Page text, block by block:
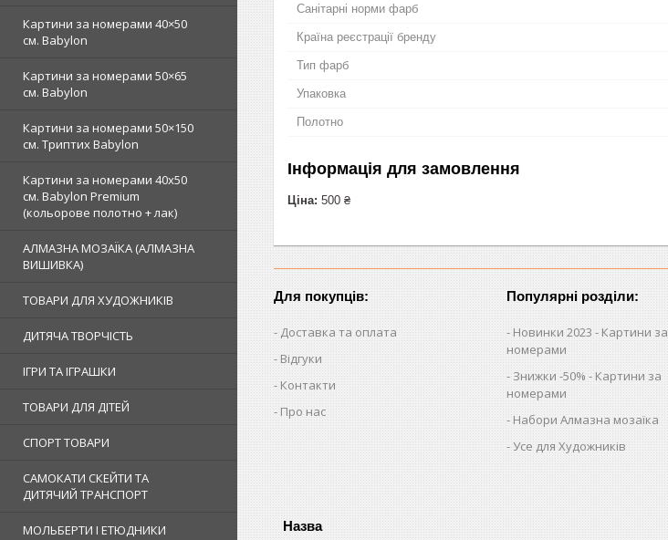
Картини за номерами 40×50
см. Babylon
Картини за номерами 50×65
см. Babylon
Картини за номерами 50×150
см. Триптих Babylon
Картини за номерами 40х50
см. Babylon Premium
(кольорове полотно + лак)
АЛМАЗНА МОЗАЇКА (АЛМАЗНА
ВИШИВКА)
ТОВАРИ ДЛЯ ХУДОЖНИКІВ
ДИТЯЧА ТВОРЧІСТЬ
ІГРИ ТА ІГРАШКИ
ТОВАРИ ДЛЯ ДІТЕЙ
СПОРТ ТОВАРИ
САМОКАТИ СКЕЙТИ ТА
ДИТЯЧИЙ ТРАНСПОРТ
МОЛЬБЕРТИ І ЕТЮДНИКИ
Санітарні норми фарб
Країна реєстрації бренду
Тип фарб
Упаковка
Полотно
Інформація для замовлення
Ціна: 500 ₴
Для покупців:
Доставка та оплата
Відгуки
Контакти
Про нас
Популярні розділи:
Новинки 2023 - Картини за
номерами
Знижки -50% - Картини за
номерами
Набори Алмазна мозаїка
Усе для Художників